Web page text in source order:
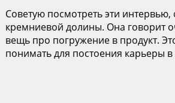
Советую посмотреть эти интервью,
кремниевой долины. Она говорит
вещь про погружение в продукт.
понимать для постоения карьеры в